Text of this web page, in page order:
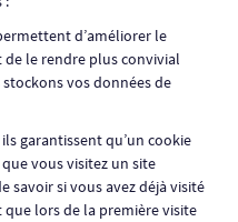
d’améliorer le
le rendre plus convivial
vos données de
ils garantissent qu’un cookie
vous visitez un site
savoir si vous avez déjà visité
que lors de la première visite